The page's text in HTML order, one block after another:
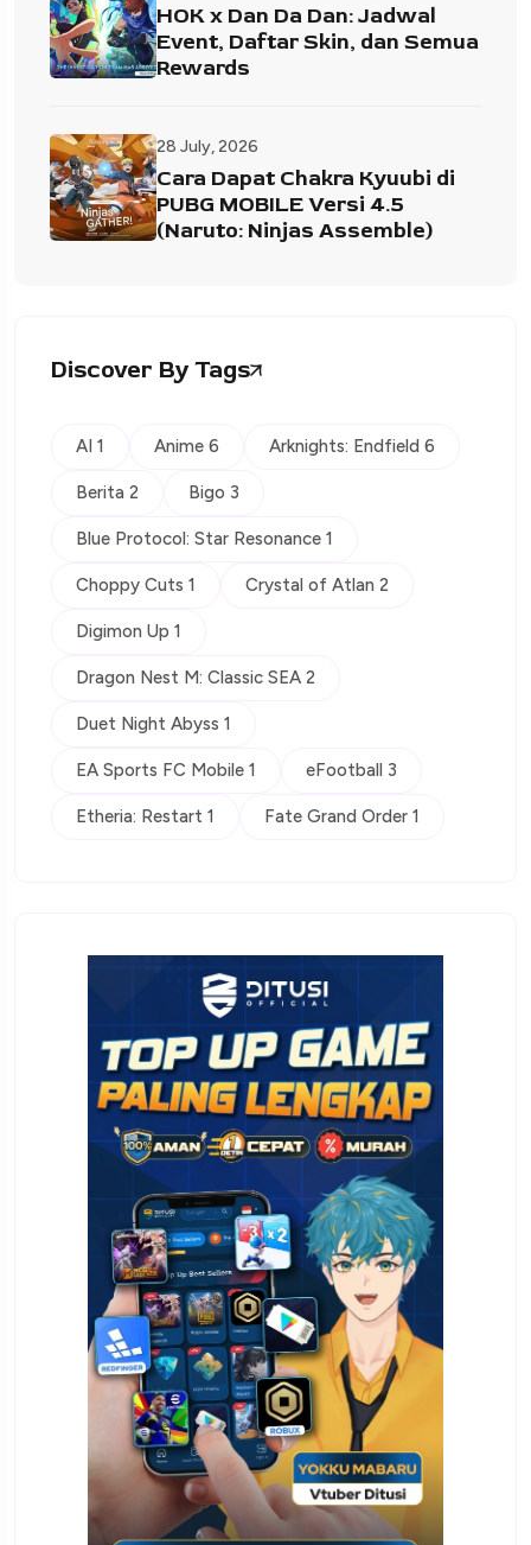
HOK x Dan Da Dan: Jadwal
Event, Daftar Skin, dan Semua
Rewards
28 July, 2026
Cara Dapat Chakra Kyuubi di
PUBG MOBILE Versi 4.5
(Naruto: Ninjas Assemble)
Discover By Tags
AI 1 Anime 6 Arknights: Endfield 6
Berita 2 Bigo 3
Blue Protocol: Star Resonance 1
Choppy Cuts 1 Crystal of Atlan 2
Digimon Up 1
Dragon Nest M: Classic SEA 2
Duet Night Abyss 1
EA Sports FC Mobile 1 eFootball 3
Etheria: Restart 1 Fate Grand Order 1